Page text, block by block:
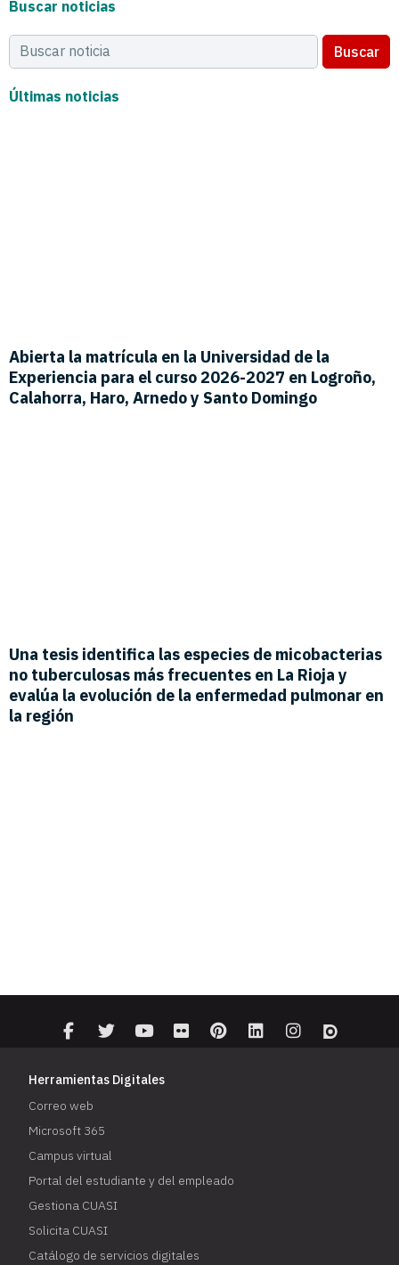
Buscar noticias
Buscar
Últimas noticias
Herramientas Digitales
Correo web
Microsoft 365
Campus virtual
Portal del estudiante y del empleado
Gestiona CUASI
Solicita CUASI
Catálogo de servicios digitales